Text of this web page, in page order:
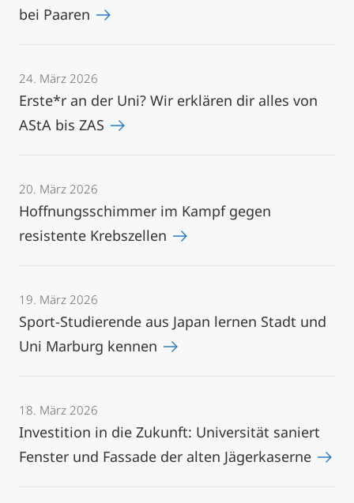
bei Paaren
24. März 2026
Erste*r an der Uni? Wir erklären dir alles von
AStA bis ZAS
20. März 2026
Hoffnungsschimmer im Kampf gegen
resistente Krebszellen
19. März 2026
Sport-Studierende aus Japan lernen Stadt und
Uni Marburg kennen
18. März 2026
Investition in die Zukunft: Universität saniert
Fenster und Fassade der alten Jägerkaserne